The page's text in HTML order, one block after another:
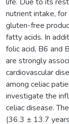
nutrient intake,
gluten-free
fatty acids. In
folic acid, B6 and
are strongly
cardiovascular
among celiac
investigate the
celiac disease.
(36.3 ± 13.7